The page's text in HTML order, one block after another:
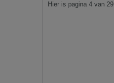
Hier is pagina 4 van